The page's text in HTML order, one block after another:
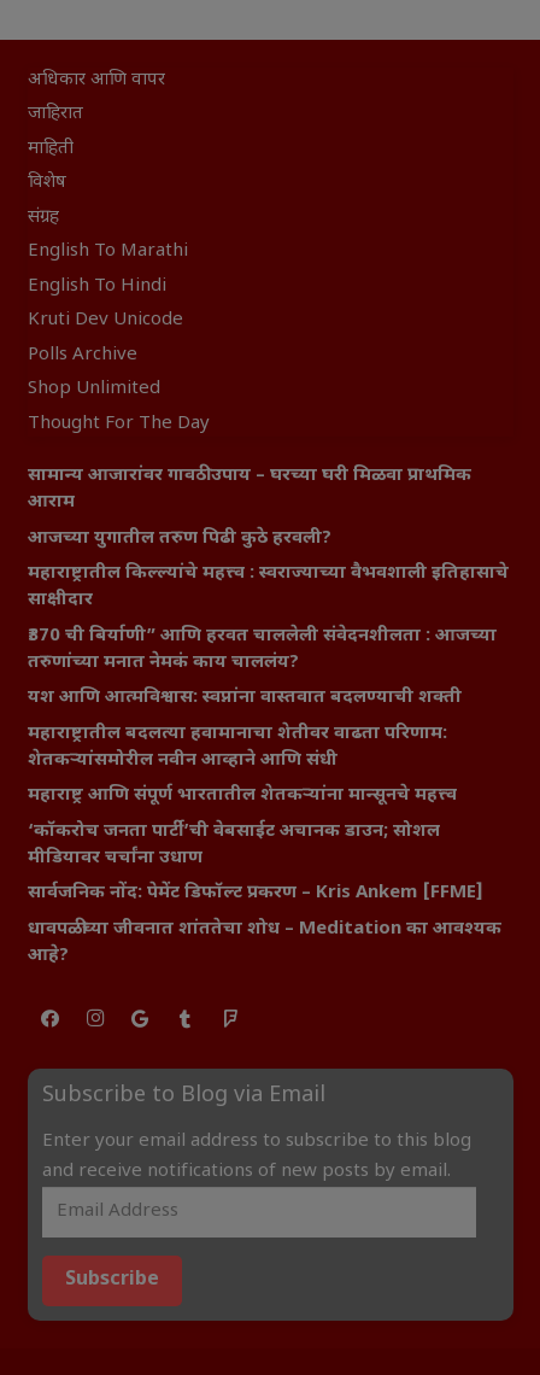
अधिकार आणि वापर
जाहिरात
माहिती
विशेष
संग्रह
English To Marathi
English To Hindi
Kruti Dev Unicode
Polls Archive
Shop Unlimited
Thought For The Day
सामान्य आजारांवर गावठी उपाय – घरच्या घरी मिळवा प्राथमिक
आराम
आजच्या युगातील तरुण पिढी कुठे हरवली?
महाराष्ट्रातील किल्ल्यांचे महत्त्व : स्वराज्याच्या वैभवशाली इतिहासाचे
साक्षीदार
₹370 ची बिर्याणी” आणि हरवत चाललेली संवेदनशीलता : आजच्या
तरुणांच्या मनात नेमकं काय चाललंय?
यश आणि आत्मविश्वास: स्वप्नांना वास्तवात बदलण्याची शक्ती
महाराष्ट्रातील बदलत्या हवामानाचा शेतीवर वाढता परिणाम:
शेतकऱ्यांसमोरील नवीन आव्हाने आणि संधी
महाराष्ट्र आणि संपूर्ण भारतातील शेतकऱ्यांना मान्सूनचे महत्त्व
‘कॉकरोच जनता पार्टी’ची वेबसाईट अचानक डाउन; सोशल
मीडियावर चर्चांना उधाण
सार्वजनिक नोंद: पेमेंट डिफॉल्ट प्रकरण – Kris Ankem [FFME]
धावपळीच्या जीवनात शांततेचा शोध – Meditation का आवश्यक
आहे?
Subscribe to Blog via Email
Enter your email address to subscribe to this blog
and receive notifications of new posts by email.
Subscribe